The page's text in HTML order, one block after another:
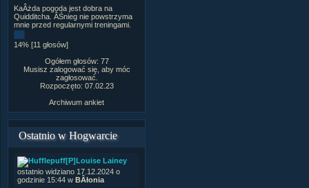
KaÂżda pogoda jest dobra na
Quidditcha. ÂŚnieg nie powstrzyma
mnie przed regularnymi treningami.
14% [11 głosów]
Ogółem głosów: 77
Musisz zalogować się, aby móc
zagłosować.
Rozpoczęto: 07.02.23
Archiwum ankiet
Ostatnio w Hogwarcie
[P]Louise Lainey
ostatnio widziano 17.12.2024 o
godzinie 15:44 w BÂłonia